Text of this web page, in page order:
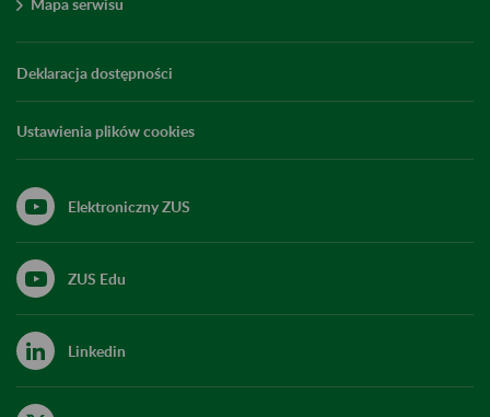
Deklaracja dostępności
Ustawienia plików cookies
Elektroniczny ZUS
ZUS Edu
Linkedin